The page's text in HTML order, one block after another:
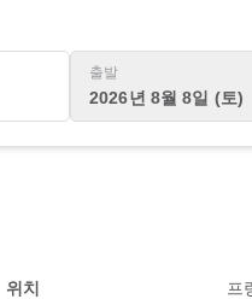
출발
2026년 8월 8일 (토)
위치 프